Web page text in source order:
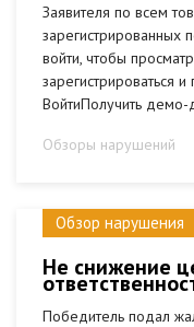
Заявителя по всем
зарегистрированных
войти, чтобы
зарегистрироваться
ВойтиПолучить демо-
Обзоры нарушений
Обзор нарушения
Не снижение
Победитель подал